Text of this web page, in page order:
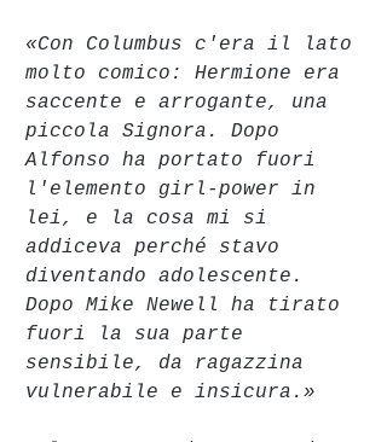
«Con Columbus c'era il lato
molto comico: Hermione era
saccente e arrogante, una
piccola Signora. Dopo
Alfonso ha portato fuori
l'elemento girl-power in
lei, e la cosa mi si
addiceva perché stavo
diventando adolescente.
Dopo Mike Newell ha tirato
fuori la sua parte
sensibile, da ragazzina
vulnerabile e insicura.»